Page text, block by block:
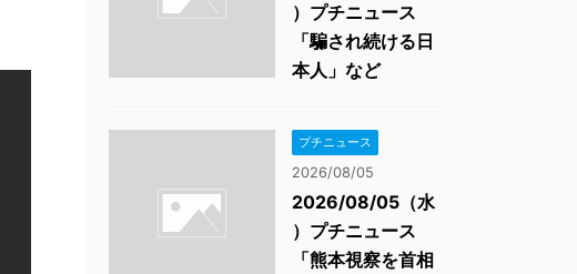
）プチニュース
「騙され続ける日
本人」など
プチニュース
2026/08/05
2026/08/05（水
）プチニュース
「熊本視察を首相